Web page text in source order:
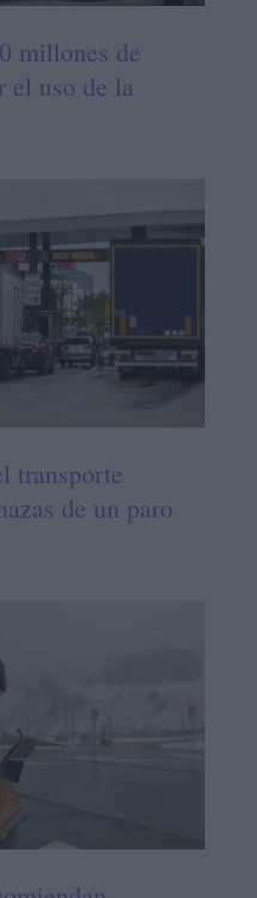
millones de
el uso de la
transporte
de un paro